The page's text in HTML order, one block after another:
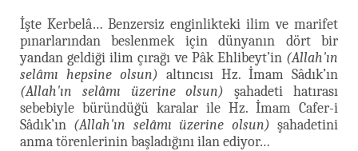
İşte Kerbelâ… Benzersiz enginlikteki ilim ve marifet
pınarlarından beslenmek için dünyanın dört bir
yandan geldiği ilim çırağı ve Pâk Ehlibeyt’in (Allah'ın
selâmı hepsine olsun) altıncısı Hz. İmam Sâdık’ın
(Allah'ın selâmı üzerine olsun) şahadeti hatırası
sebebiyle büründüğü karalar ile Hz. İmam Cafer-i
Sâdık’ın (Allah'ın selâmı üzerine olsun) şahadetini
anma törenlerinin başladığını ilan ediyor…